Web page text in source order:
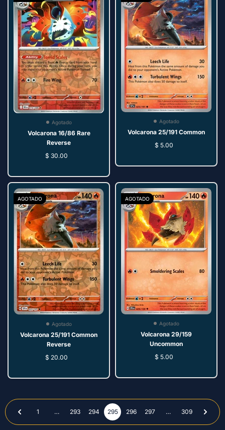
Agotado
Volcarona 16/86 Rare
Reverse
$ 30.00
Agotado
Volcarona 25/191 Common
$ 5.00
AGOTADO
Agotado
Volcarona 25/191 Common
Reverse
$ 20.00
AGOTADO
Agotado
Volcarona 29/159
Uncommon
$ 5.00
1 … 293 294 295 296 297 … 309